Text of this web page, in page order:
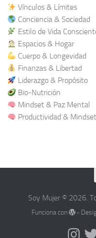
Vínculos & Límites
Conciencia & Sociedad
Estilo de Vida
Espacios & Hogar
Cuerpo & Longevidad
Finanzas & Libertad
Liderazgo & Propósito
Bio-Nutrición
Mindset & Paz Mental
Productividad & Mindset
Soy Mujer © 2026.
Funciona con -